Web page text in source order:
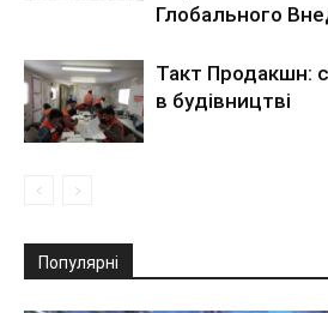
Глобального
Такт Продакшн:
в будівництві
Популярні